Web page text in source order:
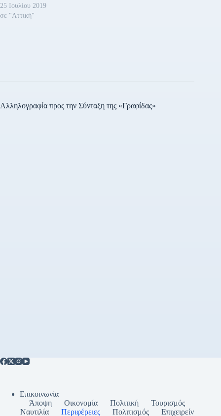
25 Ιουλίου 2019
σε "Αττική"
Αλληλογραφία προς την Σύνταξη της «Γραφίδας»
Επικοινωνία
Άποψη
Οικονομία Πολιτική
Τουρισμός
Ναυτιλία
Περιφέρειες Πολιτισμός Επιχειρείν